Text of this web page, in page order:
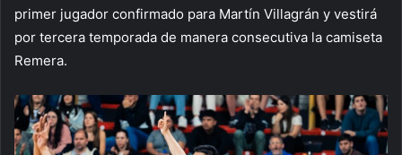
primer jugador confirmado para Martín Villagrán y vestirá
por tercera temporada de manera consecutiva la camiseta
Remera.